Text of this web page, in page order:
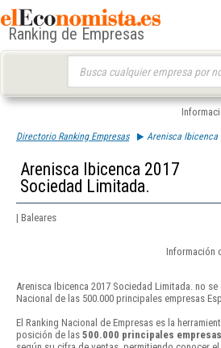
Ranking de Empresas
Directorio Ranking Empresas Arenisca Ibicenca
Arenisca Ibicenca 2017
Sociedad Limitada.
| Baleares
Información
Arenisca Ibicenca 2017 Sociedad Limitada. no
Nacional de las 500.000 principales empresas
El Ranking Nacional de Empresas es la
posición de las 500.000 principales